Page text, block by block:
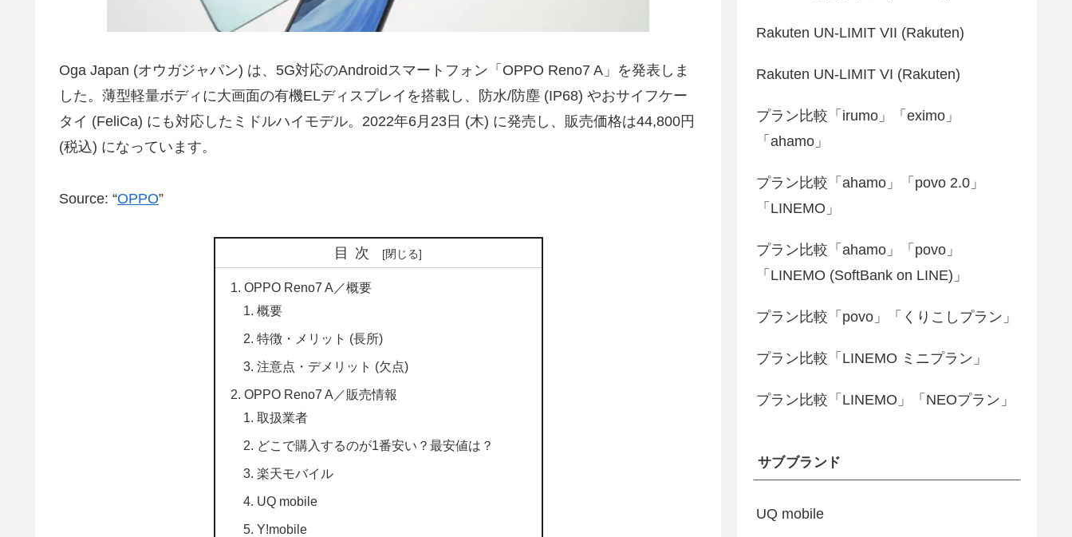
Oga Japan (オウガジャパン) は、5G対応のAndroidスマートフォン「OPPO Reno7 A」を発表しま
した。薄型軽量ボディに大画面の有機ELディスプレイを搭載し、防水/防塵 (IP68) やおサイフケー
タイ (FeliCa) にも対応したミドルハイモデル。2022年6月23日 (木) に発売し、販売価格は44,800円
(税込) になっています。
Source: “OPPO”
目次
OPPO Reno7 A／概要
概要
特徴・メリット (長所)
注意点・デメリット (欠点)
OPPO Reno7 A／販売情報
取扱業者
どこで購入するのが1番安い？最安値は？
楽天モバイル
UQ mobile
Y!mobile
Rakuten UN-LIMIT VII (Rakuten)
Rakuten UN-LIMIT VI (Rakuten)
プラン比較「irumo」「eximo」
「ahamo」
プラン比較「ahamo」「povo 2.0」
「LINEMO」
プラン比較「ahamo」「povo」
「LINEMO (SoftBank on LINE)」
プラン比較「povo」「くりこしプラン」
プラン比較「LINEMO ミニプラン」
プラン比較「LINEMO」「NEOプラン」
サブブランド
UQ mobile